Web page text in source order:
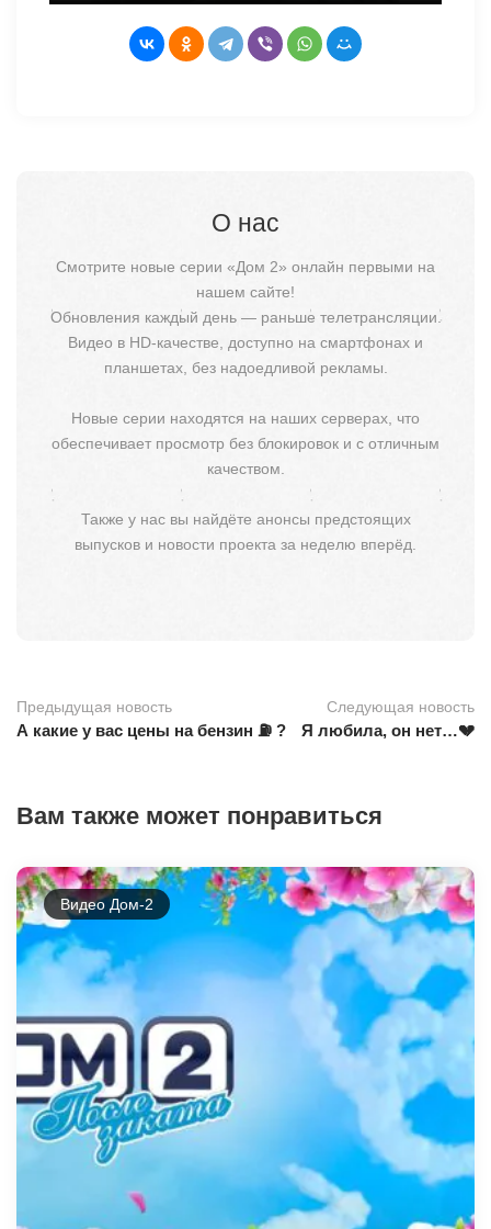
О нас
Смотрите новые серии «Дом 2» онлайн первыми на
нашем сайте!
Обновления каждый день — раньше телетрансляции.
Видео в HD-качестве, доступно на смартфонах и
планшетах, без надоедливой рекламы.
Новые серии находятся на наших серверах, что
обеспечивает просмотр без блокировок и с отличным
качеством.
Также у нас вы найдёте анонсы предстоящих
выпусков и новости проекта за неделю вперёд.
Предыдущая новость
А какие у вас цены на бензин ⛽️ ?
Следующая новость
Я любила, он нет…💔
Вам также может понравиться
Видео Дом-2